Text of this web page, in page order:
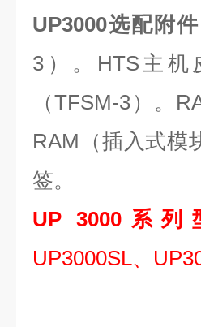
UP3000选配附件
3）。HTS主机
（TFSM-3）。
RAM（插入式模
签。
UP 3000系列
UP3000SL、